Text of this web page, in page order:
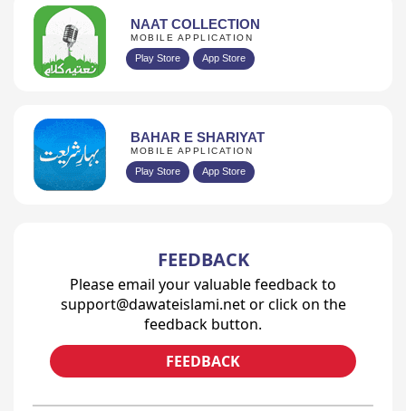
NAAT COLLECTION
MOBILE APPLICATION
Play Store App Store
BAHAR E SHARIYAT
MOBILE APPLICATION
Play Store App Store
FEEDBACK
Please email your valuable feedback to
support@dawateislami.net or click on the
feedback button.
FEEDBACK